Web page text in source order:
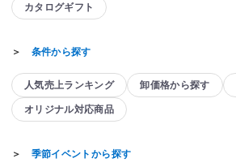
カタログギフト
＞ 条件から探す
人気売上ランキング 卸価格から探す
オリジナル対応商品
＞ 季節イベントから探す